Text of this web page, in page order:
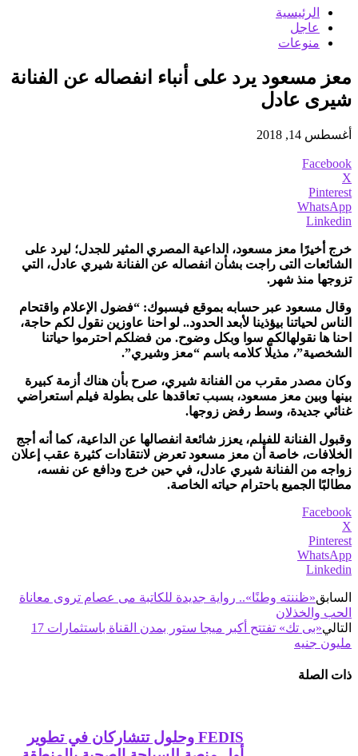
الرئيسية
عاجل
منوعات
معز مسعود يرد على أنباء انفصاله عن الفنانة
شيرى عادل
أغسطس 14, 2018
Facebook
X
Pinterest
WhatsApp
Linkedin
خرج أخيرًا معز مسعود، الداعية المصري المثير للجدل؛ ليرد على
الشائعات التى راجت بشأن انفصاله عن الفنانة شيري عادل، التي
تزوجها منذ شهر.
وقال مسعود عبر حسابه بموقع فيسبوك: “فضول الإعلام واقتحام
الناس لحياتنا بيؤذينا لأبعد الحدود.. لو احنا عاوزين نقول لكم حاجة،
احنا ها نقولهالكم سوا وبكل وضوح. من فضلكم احترموا حياتنا
الشخصية”، مذيلًا كلامه باسم “معز وشيري”.
وكان مصدر مقرب من الفنانة شيري، صرح بأن هناك أزمة كبيرة
بينها وبين معز مسعود، بسبب تعاقدها على بطولة فيلم استعراضي
غنائي جديدة، وسط رفض زوجها.
وقبول الفنانة للفيلم، يعزز شائعة انفصالها عن الداعية، كما أنه أجج
الخلافات، خاصة أن معز مسعود تعرض لانتقادات كثيرة عقب إعلان
زواجه من الفنانة شيري عادل، في حين خرج ودافع عن نفسه،
مطالبًا الجميع باحترام حياته الخاصة.
Facebook
X
Pinterest
WhatsApp
Linkedin
السابق«ظننته وطنًا».. رواية جديدة للكاتبة مى عصام تروى معاناة
الحب والخذلان
التالي
«بى تك» تفتتح أكبر ميجا ستور بمدن القناة باستثمارات 17
مليون جنيه
ذات الصلة
FEDIS وحلول تتشاركان في تطوير